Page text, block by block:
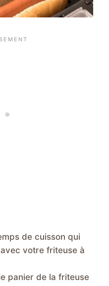
de cuisson qui
votre friteuse à
panier de la friteuse